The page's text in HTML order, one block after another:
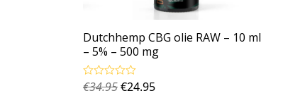
Dutchhemp CBG olie RAW – 10 ml
– 5% – 500 mg
Gewaardeerd
4.67 uit 5
€34.95€24.95